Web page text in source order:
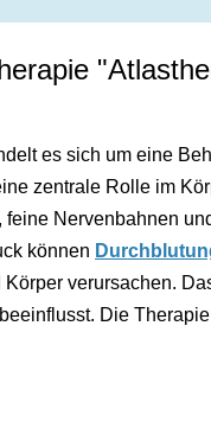
es sich um eine
zentrale Rolle im
Nervenbahnen
können
verursachen.
Die